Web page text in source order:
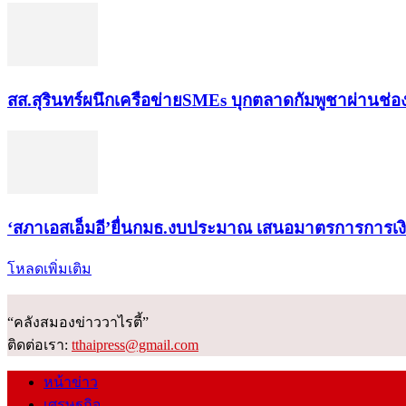
สส.สุรินทร์ผนึกเครือข่ายSMEs บุกตลาดกัมพูชาผ่านช่อ
‘สภาเอสเอ็มอี’ยื่นกมธ.งบประมาณ เสนอมาตรการการเ
โหลดเพิ่มเติม
“คลังสมองข่าววาไรตี้”
ติดต่อเรา: tthaipress@gmail.com
หน้าข่าว